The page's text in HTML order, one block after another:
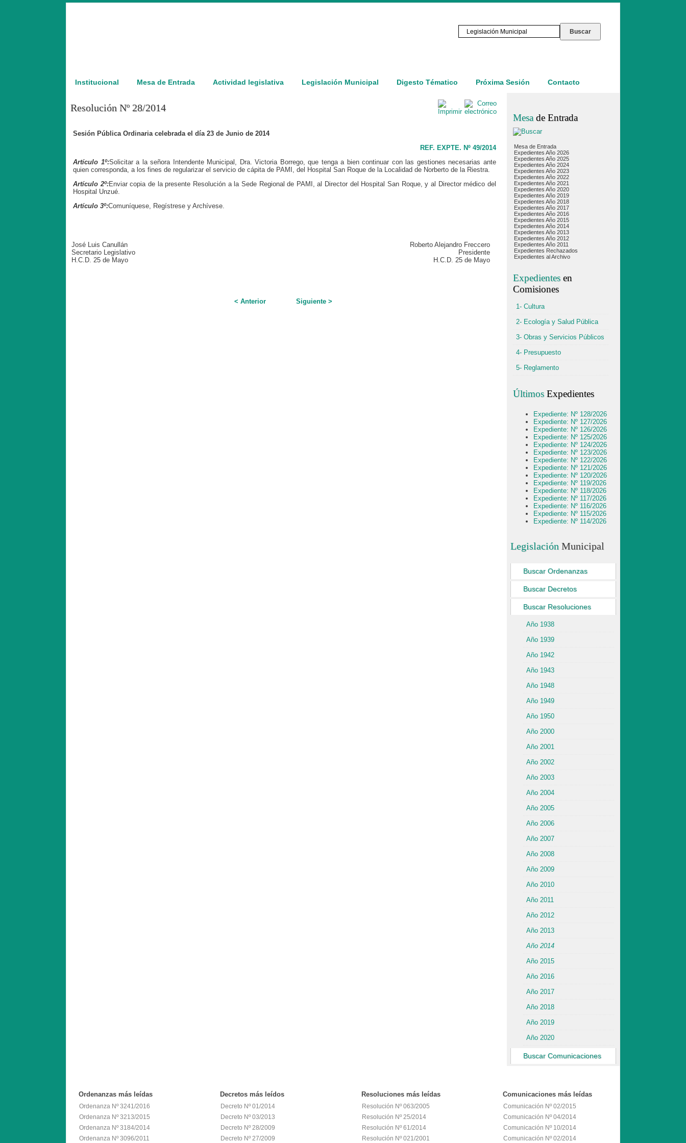
Institucional Mesa de Entrada Actividad legislativa Legislación Municipal Digesto Tématico Próxima Sesión Contacto
Resolución Nº 28/2014
Sesión Pública Ordinaria celebrada el día 23 de Junio de 2014
REF. EXPTE. Nº 49/2014
Artículo 1º:Solicitar a la señora Intendente Municipal, Dra. Victoria Borrego, que tenga a bien continuar con las gestiones necesarias ante
quien corresponda, a los fines de regularizar el servicio de cápita de PAMI, del Hospital San Roque de la Localidad de Norberto de la Riestra.
Artículo 2º:Enviar copia de la presente Resolución a la Sede Regional de PAMI, al Director del Hospital San Roque, y al Director médico del
Hospital Unzué.
Artículo 3º:Comuníquese, Regístrese y Archívese.
José Luis Canullán
Secretario Legislativo
H.C.D. 25 de Mayo
Roberto Alejandro Freccero
Presidente
H.C.D. 25 de Mayo
< Anterior Siguiente >
Mesa de Entrada
Mesa de Entrada
Expedientes Año 2026
Expedientes Año 2025
Expedientes Año 2024
Expedientes Año 2023
Expedientes Año 2022
Expedientes Año 2021
Expedientes Año 2020
Expedientes Año 2019
Expedientes Año 2018
Expedientes Año 2017
Expedientes Año 2016
Expedientes Año 2015
Expedientes Año 2014
Expedientes Año 2013
Expedientes Año 2012
Expedientes Año 2011
Expedientes Rechazados
Expedientes al Archivo
Expedientesen
Comisiones
1- Cultura
2- Ecología y Salud Pública
3- Obras y Servicios Públicos
4- Presupuesto
5- Reglamento
ÚltimosExpedientes
Expediente: Nº 128/2026
Expediente: Nº 127/2026
Expediente: Nº 126/2026
Expediente: Nº 125/2026
Expediente: Nº 124/2026
Expediente: Nº 123/2026
Expediente: Nº 122/2026
Expediente: Nº 121/2026
Expediente: Nº 120/2026
Expediente: Nº 119/2026
Expediente: Nº 118/2026
Expediente: Nº 117/2026
Expediente: Nº 116/2026
Expediente: Nº 115/2026
Expediente: Nº 114/2026
Legislación Municipal
Buscar Ordenanzas
Buscar Decretos
Buscar Resoluciones
Año 1938
Año 1939
Año 1942
Año 1943
Año 1948
Año 1949
Año 1950
Año 2000
Año 2001
Año 2002
Año 2003
Año 2004
Año 2005
Año 2006
Año 2007
Año 2008
Año 2009
Año 2010
Año 2011
Año 2012
Año 2013
Año 2014
Año 2015
Año 2016
Año 2017
Año 2018
Año 2019
Año 2020
Buscar Comunicaciones
Ordenanzas más leídas
Ordenanza Nº 3241/2016
Ordenanza Nº 3213/2015
Ordenanza Nº 3184/2014
Ordenanza Nº 3096/2011
Decretos más leídos
Decreto Nº 01/2014
Decreto Nº 03/2013
Decreto Nº 28/2009
Decreto Nº 27/2009
Resoluciones más leídas
Resolución Nº 063/2005
Resolución Nº 25/2014
Resolución Nº 61/2014
Resolución Nº 021/2001
Comunicaciones más leídas
Comunicación Nº 02/2015
Comunicación Nº 04/2014
Comunicación Nº 10/2014
Comunicación Nº 02/2014